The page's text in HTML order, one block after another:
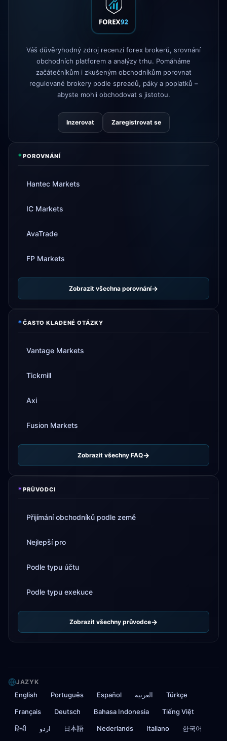
ztráta regulační licence
Tickmill rychlost výběru nyní 24
hodin
4d
Váš důvěryhodný zdroj recenzí forex brokerů, srovnání
obchodních platforem a analýzy trhu. Pomáháme
začátečníkům i zkušeným obchodníkům porovnat
regulované brokery podle spreadů, páky a poplatků –
abyste mohli obchodovat s jistotou.
Inzerovat Zaregistrovat se
*POROVNÁNÍ
Hantec Markets
IC Markets
AvaTrade
FP Markets
Zobrazit všechna porovnání
*ČASTO KLADENÉ OTÁZKY
Vantage Markets
Tickmill
Axi
Fusion Markets
Zobrazit všechny FAQ
*PRŮVODCI
Přijímání obchodníků podle země
Nejlepší pro
Podle typu účtu
Podle typu exekuce
Zobrazit všechny průvodce
JAZYK
English Português Español العربية Türkçe
Français Deutsch Bahasa Indonesia Tiếng Việt
हिन्दी اردو 日本語 Nederlands Italiano 한국어